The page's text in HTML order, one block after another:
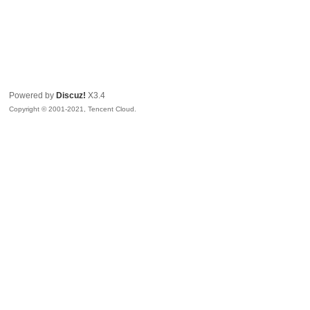
Powered by Discuz! X3.4
Copyright © 2001-2021, Tencent Cloud.